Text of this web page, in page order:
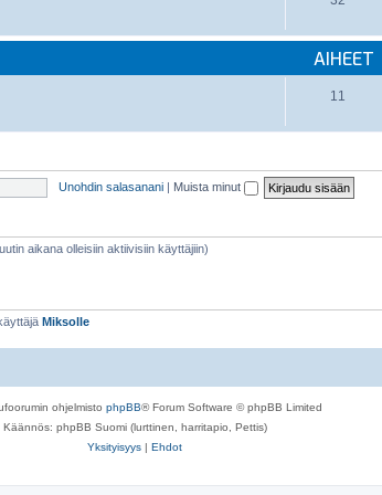
AIHEET
11
Unohdin salasanani | Muista minut
aikana olleisiin aktiivisiin käyttäjiin)
Miksolle
ohjelmisto phpBB® Forum Software © phpBB Limited
Käännös: phpBB Suomi (lurttinen, harritapio, Pettis)
Yksityisyys | Ehdot